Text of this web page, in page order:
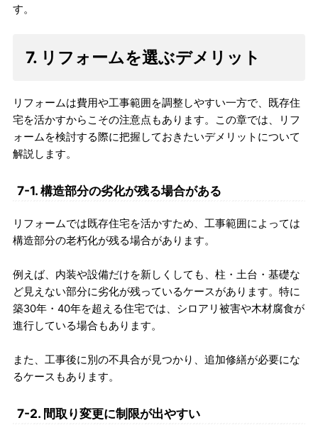
す。
7. リフォームを選ぶデメリット
リフォームは費用や工事範囲を調整しやすい一方で、既存住
宅を活かすからこその注意点もあります。この章では、リフ
ォームを検討する際に把握しておきたいデメリットについて
解説します。
7-1. 構造部分の劣化が残る場合がある
リフォームでは既存住宅を活かすため、工事範囲によっては
構造部分の老朽化が残る場合があります。
例えば、内装や設備だけを新しくしても、柱・土台・基礎な
ど見えない部分に劣化が残っているケースがあります。特に
築30年・40年を超える住宅では、シロアリ被害や木材腐食が
進行している場合もあります。
また、工事後に別の不具合が見つかり、追加修繕が必要にな
るケースもあります。
7-2. 間取り変更に制限が出やすい